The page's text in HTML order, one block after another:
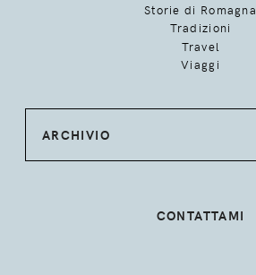
Storie di Romagna
Tradizioni
Travel
Viaggi
ARCHIVIO
CONTATTAMI